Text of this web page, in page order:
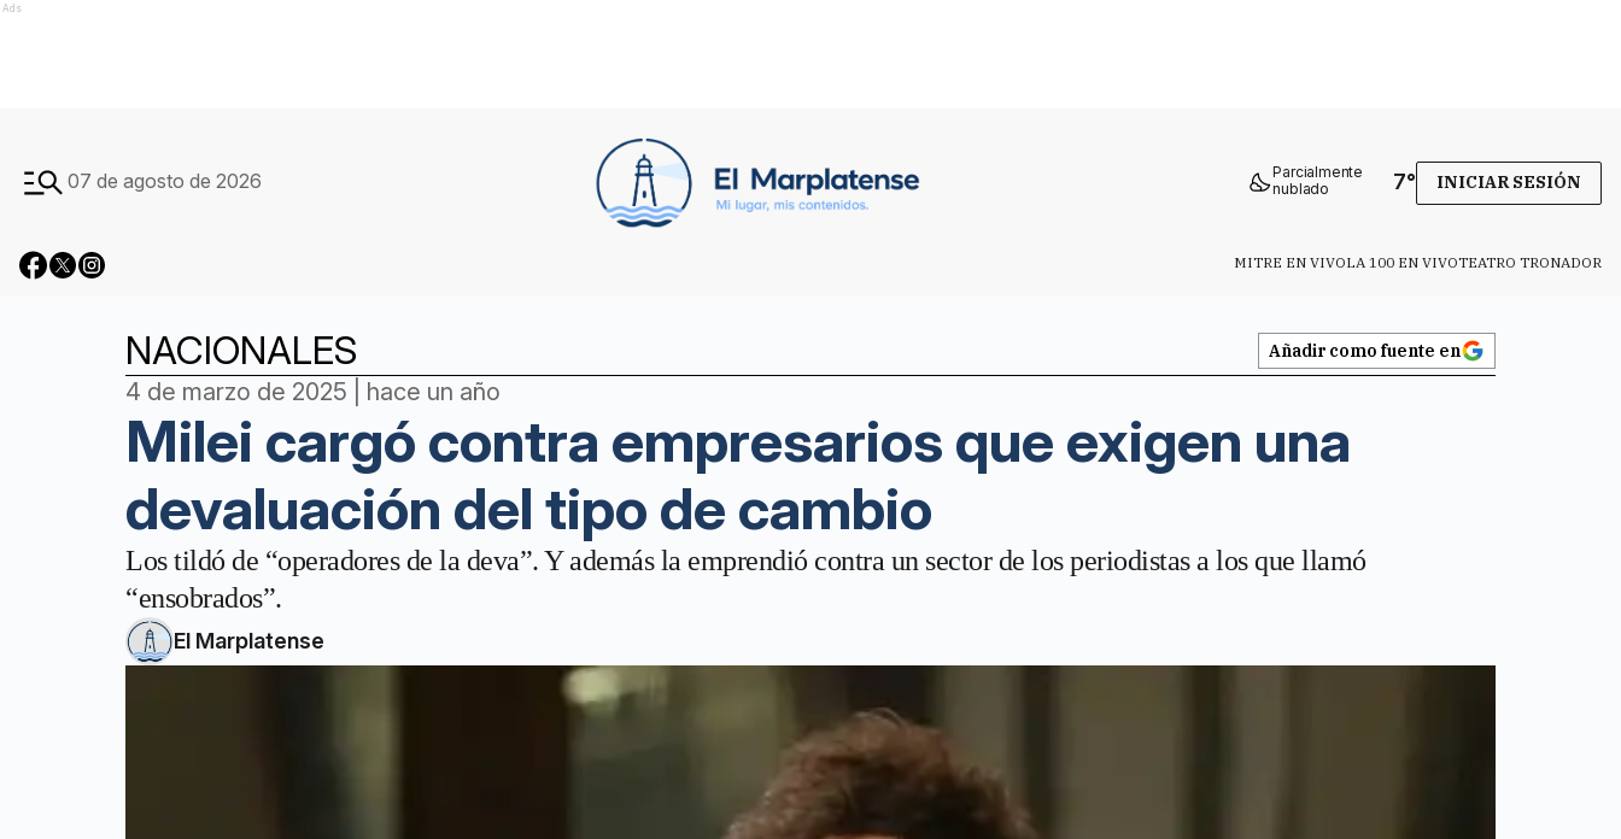
Ads
07 de agosto de 2026
Parcialmente
nublado
7° INICIAR SESIÓN
MITRE EN VIVOLA 100 EN VIVOTEATRO TRONADOR
NACIONALES Añadir como fuente en
4 de marzo de 2025 | hace un año
Milei cargó contra empresarios que exigen una
devaluación del tipo de cambio
Los tildó de “operadores de la deva”. Y además la emprendió contra un sector de los periodistas a los que llamó
“ensobrados”.
El Marplatense